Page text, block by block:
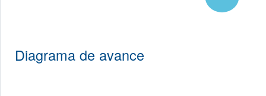
Diagrama de avance